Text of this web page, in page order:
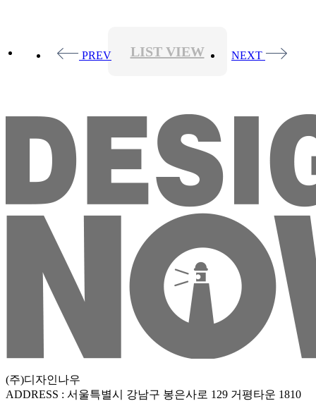
PREV LIST VIEW NEXT
(주)디자인나우
ADDRESS : 서울특별시 강남구 봉은사로 129 거평타운 1810